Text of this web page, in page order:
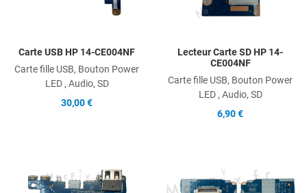
Carte USB HP 14-CE004NF
Carte fille USB, Bouton Power
LED , Audio, SD
30,00 €
Lecteur Carte SD HP 14-
CE004NF
Carte fille USB, Bouton Power
LED , Audio, SD
6,90 €
Add to Compare